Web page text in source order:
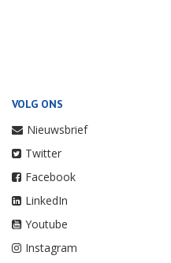
VOLG ONS
Nieuwsbrief
Twitter
Facebook
LinkedIn
Youtube
Instagram